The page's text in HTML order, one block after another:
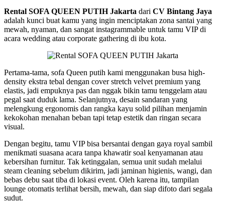
Rental SOFA QUEEN PUTIH Jakarta dari CV Bintang Jaya
adalah kunci buat kamu yang ingin menciptakan zona santai yang
mewah, nyaman, dan sangat instagrammable untuk tamu VIP di
acara wedding atau corporate gathering di ibu kota.
Pertama-tama, sofa Queen putih kami menggunakan busa high-
density ekstra tebal dengan cover stretch velvet premium yang
elastis, jadi empuknya pas dan nggak bikin tamu tenggelam atau
pegal saat duduk lama. Selanjutnya, desain sandaran yang
melengkung ergonomis dan rangka kayu solid pilihan menjamin
kekokohan menahan beban tapi tetap estetik dan ringan secara
visual.
Dengan begitu, tamu VIP bisa bersantai dengan gaya royal sambil
menikmati suasana acara tanpa khawatir soal kenyamanan atau
kebersihan furnitur. Tak ketinggalan, semua unit sudah melalui
steam cleaning sebelum dikirim, jadi jaminan higienis, wangi, dan
bebas debu saat tiba di lokasi event. Oleh karena itu, tampilan
lounge otomatis terlihat bersih, mewah, dan siap difoto dari segala
sudut.